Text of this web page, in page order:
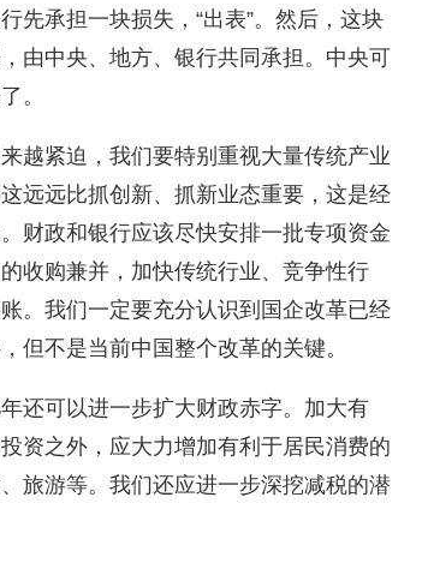
先承担一块损失，“出表”。然后，这块
由中央、地方、银行共同承担。中央可
。
越紧迫，我们要特别重视大量传统产业
远远比抓创新、抓新业态重要，这是经
财政和银行应该尽快安排一批专项资金
收购兼并，加快传统行业、竞争性行
。我们一定要充分认识到国企改革已经
但不是当前中国整个改革的关键。
还可以进一步扩大财政赤字。加大有
资之外，应大力增加有利于居民消费的
旅游等。我们还应进一步深挖减税的潜